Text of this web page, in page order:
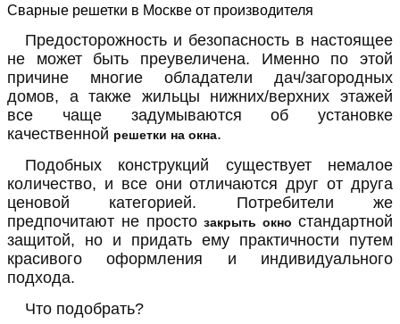
Сварные решетки в Москве от производителя
Предосторожность и безопасность в настоящее
не может быть преувеличена. Именно по этой
причине многие обладатели дач/загородных
домов, а также жильцы нижних/верхних этажей
все чаще задумываются об установке
качественной решетки на окна.
Подобных конструкций существует немалое
количество, и все они отличаются друг от друга
ценовой категорией. Потребители же
предпочитают не простозакрыть окностандартной
защитой, но и придать ему практичности путем
красивого оформления и индивидуального
подхода.
Что подобрать?